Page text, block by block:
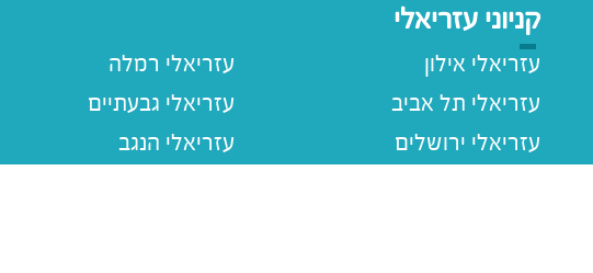
קניוני עזריאלי
עזריאלי אילון
עזריאלי תל אביב
עזריאלי ירושלים
עזריאלי רמלה
עזריאלי גבעתיים
עזריאלי הנגב